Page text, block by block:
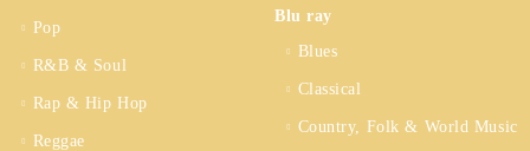
Pop
R&B & Soul
Rap & Hip Hop
Reggae
Blu ray
Blues
Classical
Country, Folk & World Music